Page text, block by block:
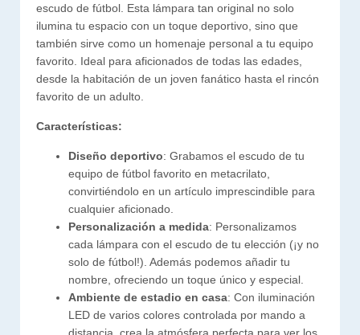
escudo de fútbol. Esta lámpara tan original no solo
ilumina tu espacio con un toque deportivo, sino que
también sirve como un homenaje personal a tu equipo
favorito. Ideal para aficionados de todas las edades,
desde la habitación de un joven fanático hasta el rincón
favorito de un adulto.
Características:
Diseño deportivo: Grabamos el escudo de tu
equipo de fútbol favorito en metacrilato,
convirtiéndolo en un artículo imprescindible para
cualquier aficionado.
Personalización a medida: Personalizamos
cada lámpara con el escudo de tu elección (¡y no
solo de fútbol!). Además podemos añadir tu
nombre, ofreciendo un toque único y especial.
Ambiente de estadio en casa: Con iluminación
LED de varios colores controlada por mando a
distancia, crea la atmósfera perfecta para ver los